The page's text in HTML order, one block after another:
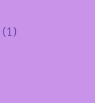
(1)